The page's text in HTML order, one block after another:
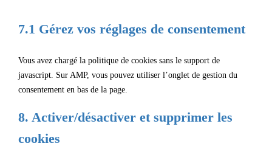
7.1 Gérez vos réglages de consentement
Vous avez chargé la politique de cookies sans le support de
javascript. Sur AMP, vous pouvez utiliser l’onglet de gestion du
consentement en bas de la page.
8. Activer/désactiver et supprimer les
cookies